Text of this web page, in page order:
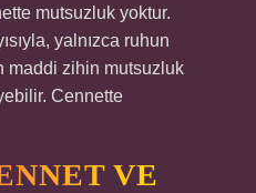
mutsuzluk yoktur.
yalnızca ruhun
maddi zihin mutsuzluk
Cennette
VE